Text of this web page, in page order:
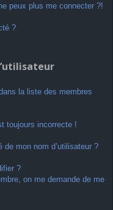
peux plus me connecter ?!
?
la liste des membres
toujours incorrecte !
mon nom d’utilisateur ?
?
on me demande de me